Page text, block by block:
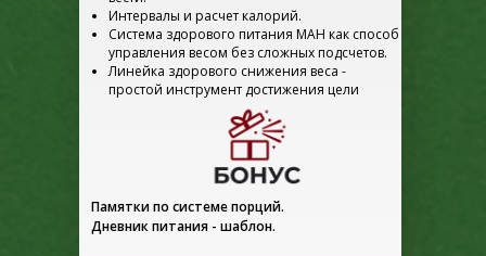
Интервалы и расчет калорий.
Система здорового питания МАН как способ
управления весом без сложных подсчетов.
Линейка здорового снижения веса -
простой инструмент достижения цели
Памятки по системе порций.
Дневник питания - шаблон.